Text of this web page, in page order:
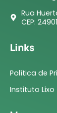
Rua
CEP:
Links
Política de
Instituto Lixo